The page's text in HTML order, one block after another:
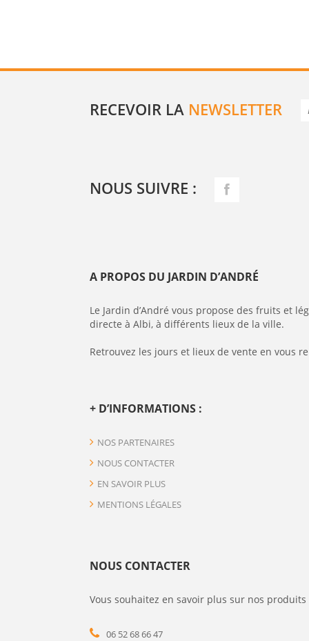
RECEVOIR LA NEWSLETTER
NOUS SUIVRE :
A PROPOS DU JARDIN D’ANDRÉ
Le Jardin d’André vous propose des fruits et
directe à Albi, à différents lieux de la ville.
Retrouvez les jours et lieux de vente en vous
+ D’INFORMATIONS :
NOS PARTENAIRES
NOUS CONTACTER
EN SAVOIR PLUS
MENTIONS LÉGALES
NOUS CONTACTER
Vous souhaitez en savoir plus sur nos
06 52 68 66 47